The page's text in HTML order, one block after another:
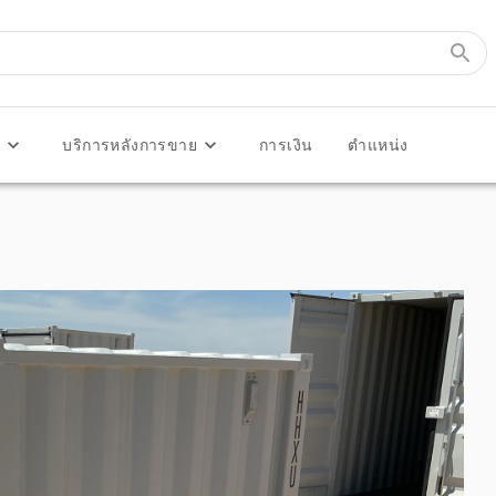
บริการหลังการขาย การเงิน ตำแหน่ง